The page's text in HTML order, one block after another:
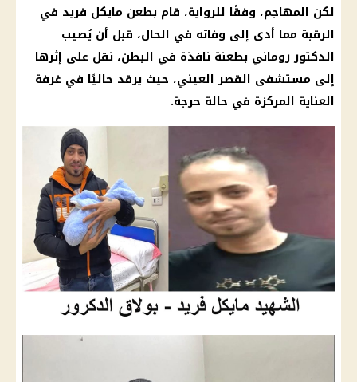
لكن المهاجم، وفقًا للرواية، قام بطعن مايكل فريد في
الرقبة مما أدى إلى وفاته في الحال، قبل أن يُصيب
الدكتور روماني بطعنة نافذة في البطن، نقل على إثرها
إلى مستشفى القصر العيني، حيث يرقد حاليًا في غرفة
العناية المركزة في حالة حرجة.